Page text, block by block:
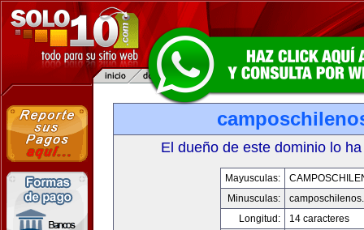
El dueño de este dominio lo
Mayusculas:
Minusculas:
Longitud:
14 caracteres